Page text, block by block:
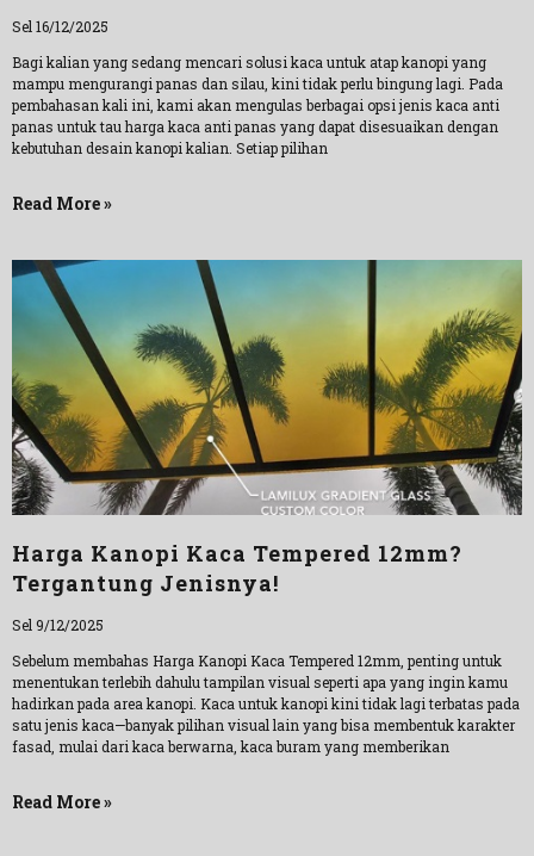
Sel 16/12/2025
Bagi kalian yang sedang mencari solusi kaca untuk atap kanopi yang
mampu mengurangi panas dan silau, kini tidak perlu bingung lagi. Pada
pembahasan kali ini, kami akan mengulas berbagai opsi jenis kaca anti
panas untuk tau harga kaca anti panas yang dapat disesuaikan dengan
kebutuhan desain kanopi kalian. Setiap pilihan
Read More »
Harga Kanopi Kaca Tempered 12mm?
Tergantung Jenisnya!
Sel 9/12/2025
Sebelum membahas Harga Kanopi Kaca Tempered 12mm, penting untuk
menentukan terlebih dahulu tampilan visual seperti apa yang ingin kamu
hadirkan pada area kanopi. Kaca untuk kanopi kini tidak lagi terbatas pada
satu jenis kaca—banyak pilihan visual lain yang bisa membentuk karakter
fasad, mulai dari kaca berwarna, kaca buram yang memberikan
Read More »